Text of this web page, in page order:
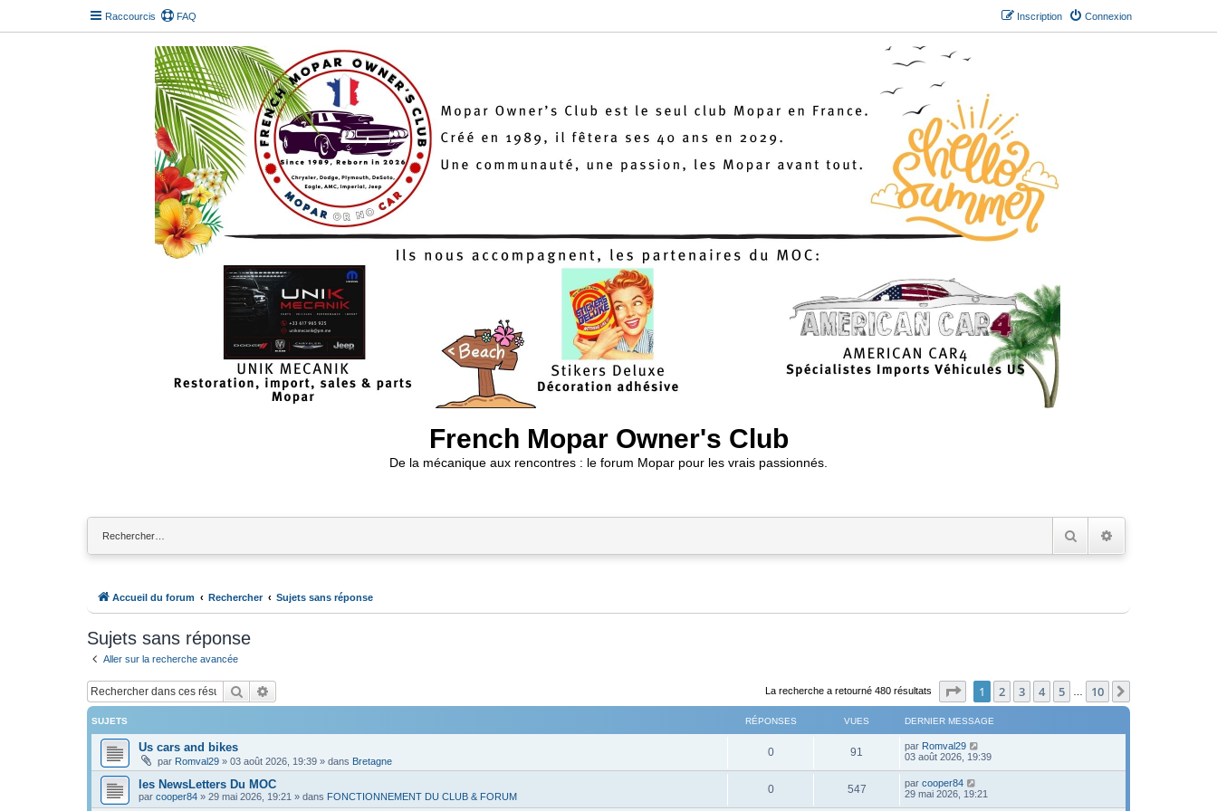
Raccourcis FAQ Connexion
Inscription
French Mopar Owner's Club
De la mécanique aux rencontres : le forum Mopar pour les vrais passionnés.
RechercherRecherche avancée
Accueil du forum Rechercher Sujets sans réponse
Sujets sans réponse
Aller sur la recherche avancée
Rechercher La recherche a retourné 480 résultats Page sur10
1 2 3 4 5 10
SUJETS RÉPONSES VUES DERNIER MESSAGE
Us cars and bikes
par Romval29 » 03 août 2026, 19:39 » dans Bretagne
0R
é
91
u
D
e
i
e
par Romval29
03 août 2026, 19:39
les NewsLetters Du MOC
par cooper84 » 29 mai 2026, 19:21 » dans FONCTIONNEMENT DU CLUB & FORUM
0R
547V
D
e
par cooper84
29 mai 2026, 19:21